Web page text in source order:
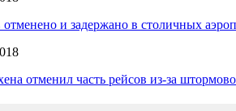
отменено и задержано в столичных
отменил часть рейсов из-за